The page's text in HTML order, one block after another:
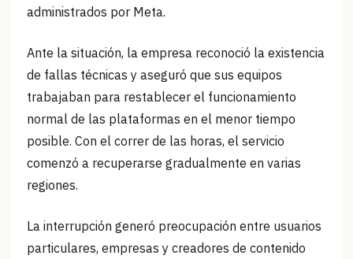
administrados por Meta.
Ante la situación, la empresa reconoció la existencia
de fallas técnicas y aseguró que sus equipos
trabajaban para restablecer el funcionamiento
normal de las plataformas en el menor tiempo
posible. Con el correr de las horas, el servicio
comenzó a recuperarse gradualmente en varias
regiones.
La interrupción generó preocupación entre usuarios
particulares, empresas y creadores de contenido